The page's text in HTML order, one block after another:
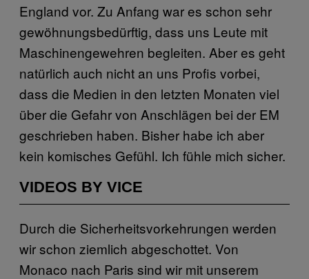
England vor. Zu Anfang war es schon sehr
gewöhnungsbedürftig, dass uns Leute mit
Maschinengewehren begleiten. Aber es geht
natürlich auch nicht an uns Profis vorbei,
dass die Medien in den letzten Monaten viel
über die Gefahr von Anschlägen bei der EM
geschrieben haben. Bisher habe ich aber
kein komisches Gefühl. Ich fühle mich sicher.
VIDEOS BY VICE
Durch die Sicherheitsvorkehrungen werden
wir schon ziemlich abgeschottet. Von
Monaco nach Paris sind wir mit unserem